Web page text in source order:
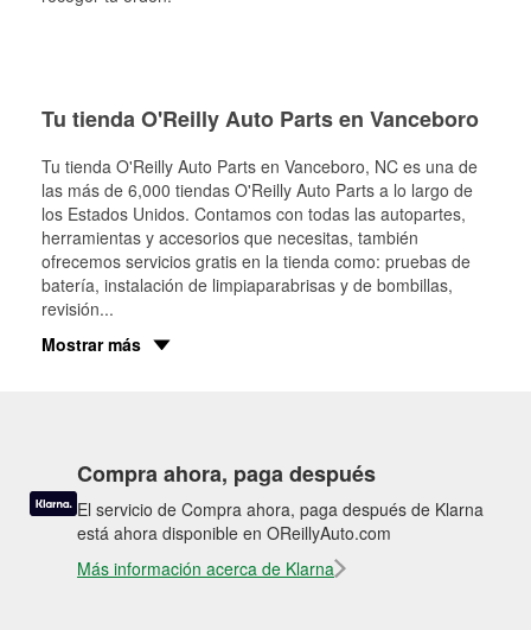
Tu tienda O'Reilly Auto Parts en Vanceboro
Tu tienda O'Reilly Auto Parts en Vanceboro, NC es una de
las más de 6,000 tiendas O'Reilly Auto Parts a lo largo de
los Estados Unidos. Contamos con todas las autopartes,
herramientas y accesorios que necesitas, también
ofrecemos servicios gratis en la tienda como: pruebas de
batería, instalación de limpiaparabrisas y de bombillas,
revisión...
Mostrar más
Compra ahora, paga después
El servicio de Compra ahora, paga después de Klarna
está ahora disponible en OReillyAuto.com
Más información acerca de Klarna